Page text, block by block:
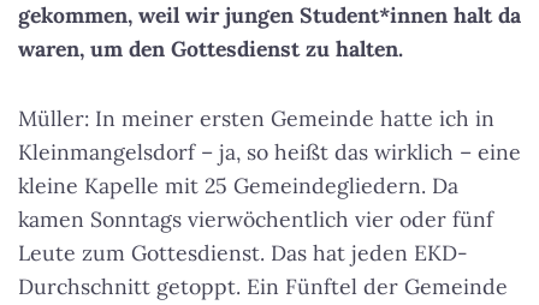
gekommen, weil wir jungen Student*innen halt da
waren, um den Gottesdienst zu halten.
Müller: In meiner ersten Gemeinde hatte ich in
Kleinmangelsdorf – ja, so heißt das wirklich – eine
kleine Kapelle mit 25 Gemeindegliedern. Da
kamen Sonntags vierwöchentlich vier oder fünf
Leute zum Gottesdienst. Das hat jeden EKD-
Durchschnitt getoppt. Ein Fünftel der Gemeinde